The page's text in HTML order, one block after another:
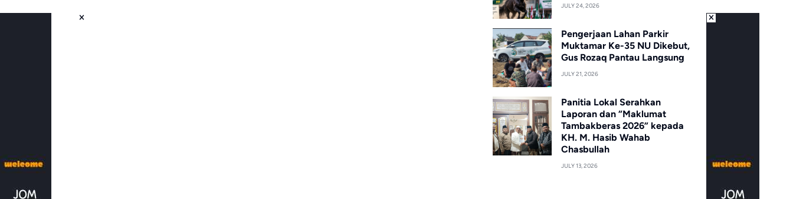
JULY 24, 2026
Pengerjaan Lahan Parkir
Muktamar Ke-35 NU Dikebut,
Gus Rozaq Pantau Langsung
JULY 21, 2026
Panitia Lokal Serahkan
Laporan dan “Maklumat
Tambakberas 2026” kepada
KH. M. Hasib Wahab
Chasbullah
JULY 13, 2026